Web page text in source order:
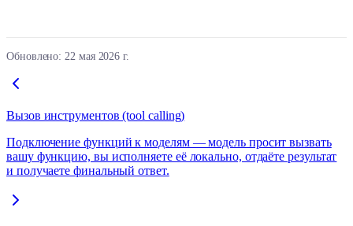
Обновлено: 22 мая 2026 г.
Вызов инструментов (tool calling)
Подключение функций к моделям — модель просит вызвать
вашу функцию, вы исполняете её локально, отдаёте результат
и получаете финальный ответ.